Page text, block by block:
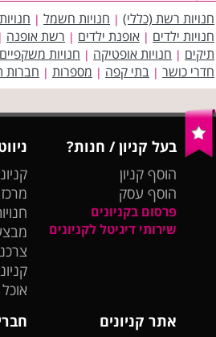
חנויות רשת (כללי) | חנויות חשמל |
חנויות ילדים | אופנת ילדים | רשת אופנה |
תיקים | חנויות אופטיקה | חנויות משקפיים
חדרי כושר | בתי קפה | מספרות | חברות
בעל קניון / חנות?
הוסף קניון
הוסף עסק
פרסום בקניונים
שירותי דיגיטל לקניונים
אתר קניונים